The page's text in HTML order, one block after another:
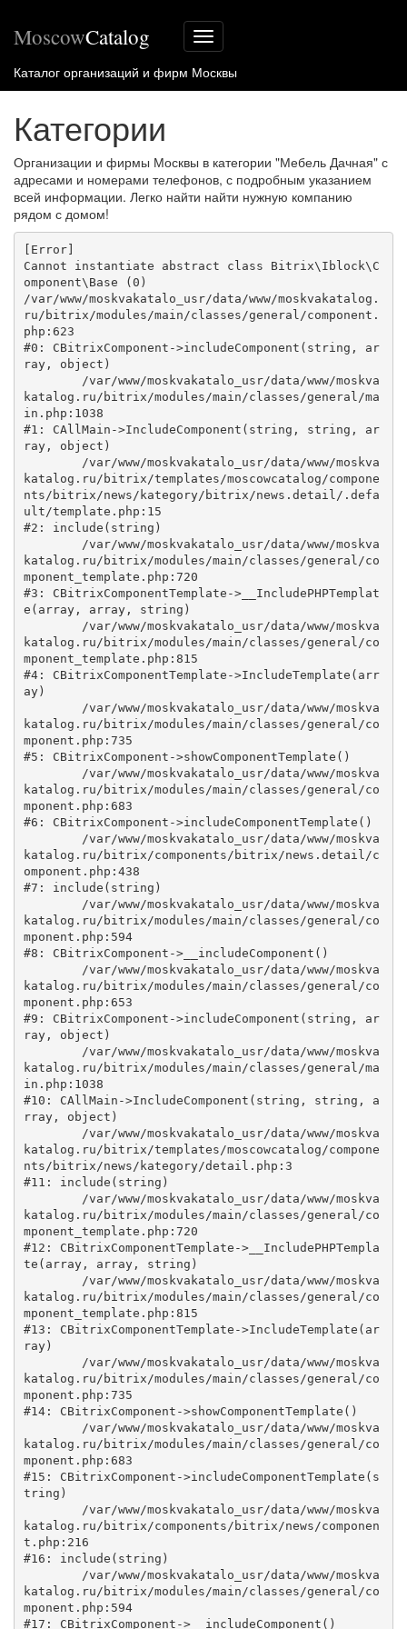
Меню
сайта
MoscowCatalog
Каталог организаций и фирм Москвы
Категории
Организации и фирмы Москвы в категории "Мебель Дачная" с
адресами и номерами телефонов, с подробным указанием
всей информации. Легко найти найти нужную компанию
рядом с домом!
[Error]
Cannot instantiate abstract class Bitrix\Iblock\C
omponent\Base (0)
/var/www/moskvakatalo_usr/data/www/moskvakatalog.
ru/bitrix/modules/main/classes/general/component.
php:623
#0: CBitrixComponent->includeComponent(string, ar
ray, object)
katalog.ru/bitrix/modules/main/classes/general/ma
in.php:1038
#1: CAllMain->IncludeComponent(string, string, ar
ray, object)
katalog.ru/bitrix/templates/moscowcatalog/compone
nts/bitrix/news/kategory/bitrix/news.detail/.defa
ult/template.php:15
#2: include(string)
katalog.ru/bitrix/modules/main/classes/general/co
mponent_template.php:720
#3: CBitrixComponentTemplate->__IncludePHPTemplat
e(array, array, string)
katalog.ru/bitrix/modules/main/classes/general/co
mponent_template.php:815
#4: CBitrixComponentTemplate->IncludeTemplate(arr
ay)
katalog.ru/bitrix/modules/main/classes/general/co
mponent.php:735
#5: CBitrixComponent->showComponentTemplate()
katalog.ru/bitrix/modules/main/classes/general/co
mponent.php:683
#6: CBitrixComponent->includeComponentTemplate()
katalog.ru/bitrix/components/bitrix/news.detail/c
omponent.php:438
#7: include(string)
katalog.ru/bitrix/modules/main/classes/general/co
mponent.php:594
#8: CBitrixComponent->__includeComponent()
katalog.ru/bitrix/modules/main/classes/general/co
mponent.php:653
#9: CBitrixComponent->includeComponent(string, ar
ray, object)
katalog.ru/bitrix/modules/main/classes/general/ma
in.php:1038
#10: CAllMain->IncludeComponent(string, string, a
rray, object)
katalog.ru/bitrix/templates/moscowcatalog/compone
nts/bitrix/news/kategory/detail.php:3
#11: include(string)
katalog.ru/bitrix/modules/main/classes/general/co
mponent_template.php:720
#12: CBitrixComponentTemplate->__IncludePHPTempla
te(array, array, string)
katalog.ru/bitrix/modules/main/classes/general/co
mponent_template.php:815
#13: CBitrixComponentTemplate->IncludeTemplate(ar
ray)
katalog.ru/bitrix/modules/main/classes/general/co
mponent.php:735
#14: CBitrixComponent->showComponentTemplate()
katalog.ru/bitrix/modules/main/classes/general/co
mponent.php:683
#15: CBitrixComponent->includeComponentTemplate(s
tring)
katalog.ru/bitrix/components/bitrix/news/componen
t.php:216
#16: include(string)
katalog.ru/bitrix/modules/main/classes/general/co
mponent.php:594
#17: CBitrixComponent->__includeComponent()